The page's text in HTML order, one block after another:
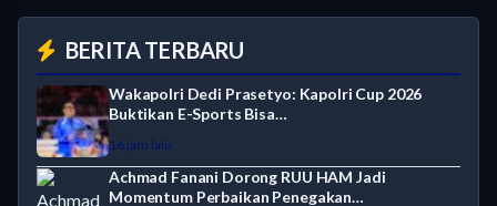
BERITA TERBARU
Wakapolri Dedi Prasetyo: Kapolri Cup 2026
Buktikan E-Sports Bisa…
16 jam lalu
Achmad Fanani Dorong RUU HAM Jadi
Momentum Perbaikan Penegakan…